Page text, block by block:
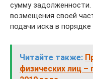
сумму задолженности.
возмещения своей
подачи иска в порядке
Читайте также:
физических лиц –